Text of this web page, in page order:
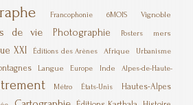
Francophonie 6MOIS Vignoble
de vie Photographie Posters mers
XXI Éditions des Arènes Afrique Urbanisme
Langue Europe Inde Alpes-de-Haute-
Métro États-Unis Hautes-Alpes